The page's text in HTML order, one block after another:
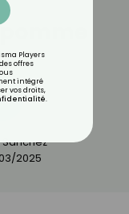
2025
Players
offres
intégré
vos droits,
.